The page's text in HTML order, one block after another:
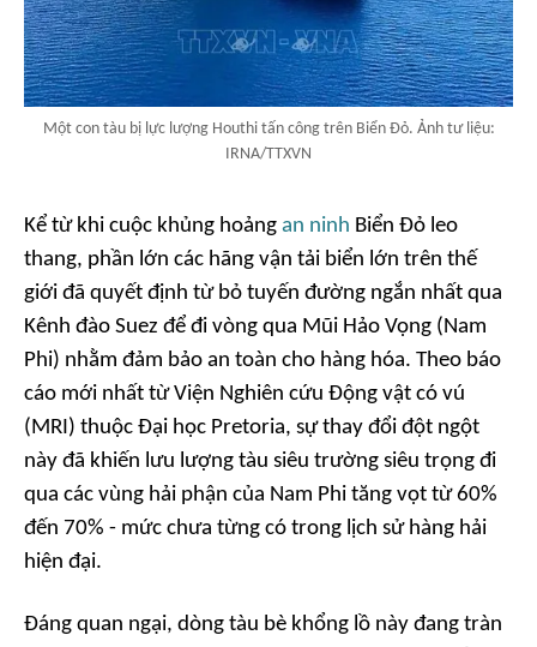
Một con tàu bị lực lượng Houthi tấn công trên Biển Đỏ. Ảnh tư liệu:
IRNA/TTXVN
Kể từ khi cuộc khủng hoảng an ninh Biển Đỏ leo
thang, phần lớn các hãng vận tải biển lớn trên thế
giới đã quyết định từ bỏ tuyến đường ngắn nhất qua
Kênh đào Suez để đi vòng qua Mũi Hảo Vọng (Nam
Phi) nhằm đảm bảo an toàn cho hàng hóa. Theo báo
cáo mới nhất từ Viện Nghiên cứu Động vật có vú
(MRI) thuộc Đại học Pretoria, sự thay đổi đột ngột
này đã khiến lưu lượng tàu siêu trường siêu trọng đi
qua các vùng hải phận của Nam Phi tăng vọt từ 60%
đến 70% - mức chưa từng có trong lịch sử hàng hải
hiện đại.
Đáng quan ngại, dòng tàu bè khổng lồ này đang tràn